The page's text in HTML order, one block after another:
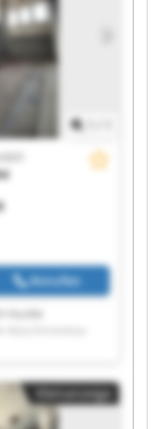
Maschinenbau
GmbH Huckle
Maschinenbau
GmbH Huckle
Anrufen
GmbH Huckle
GmbH Huckle
Maschinenbau
GmbH Huckle
Kleinanzeige